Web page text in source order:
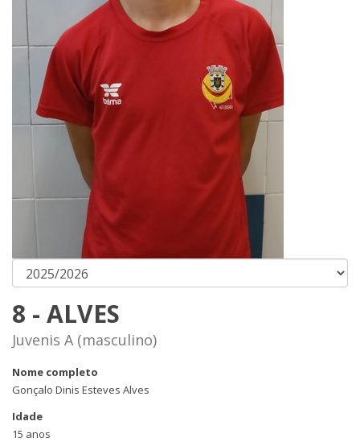
8 - ALVES
Juvenis A (masculino)
Nome completo
Gonçalo Dinis Esteves Alves
Idade
15 anos